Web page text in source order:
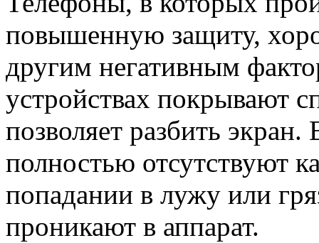
повышенную защиту,
другим негативным
устройствах покрывают
позволяет разбить
полностью отсутствуют
попадании в лужу или
проникают в аппарат.